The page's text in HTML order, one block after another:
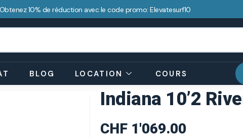
Obtenez 10% de réduction avec le code promo: Elevatesurf10
BLOG LOCATION COURS
Indiana 10’2
CHF 1'069.00